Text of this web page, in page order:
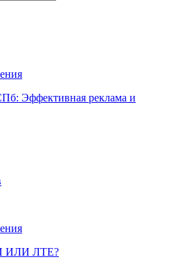
Эффективная реклама и
ИЛИ ЛТЕ?